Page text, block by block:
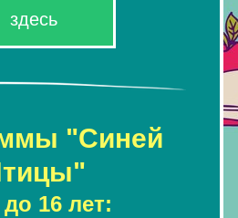
здесь
"Синей
16 лет: